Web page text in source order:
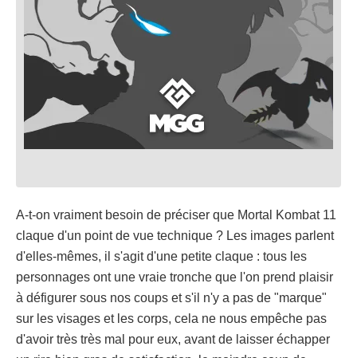
A-t-on vraiment besoin de préciser que Mortal Kombat 11
claque d'un point de vue technique ? Les images parlent
d'elles-mêmes, il s'agit d'une petite claque : tous les
personnages ont une vraie tronche que l'on prend plaisir
à défigurer sous nos coups et s'il n'y a pas de "marque"
sur les visages et les corps, cela ne nous empêche pas
d'avoir très très mal pour eux, avant de laisser échapper